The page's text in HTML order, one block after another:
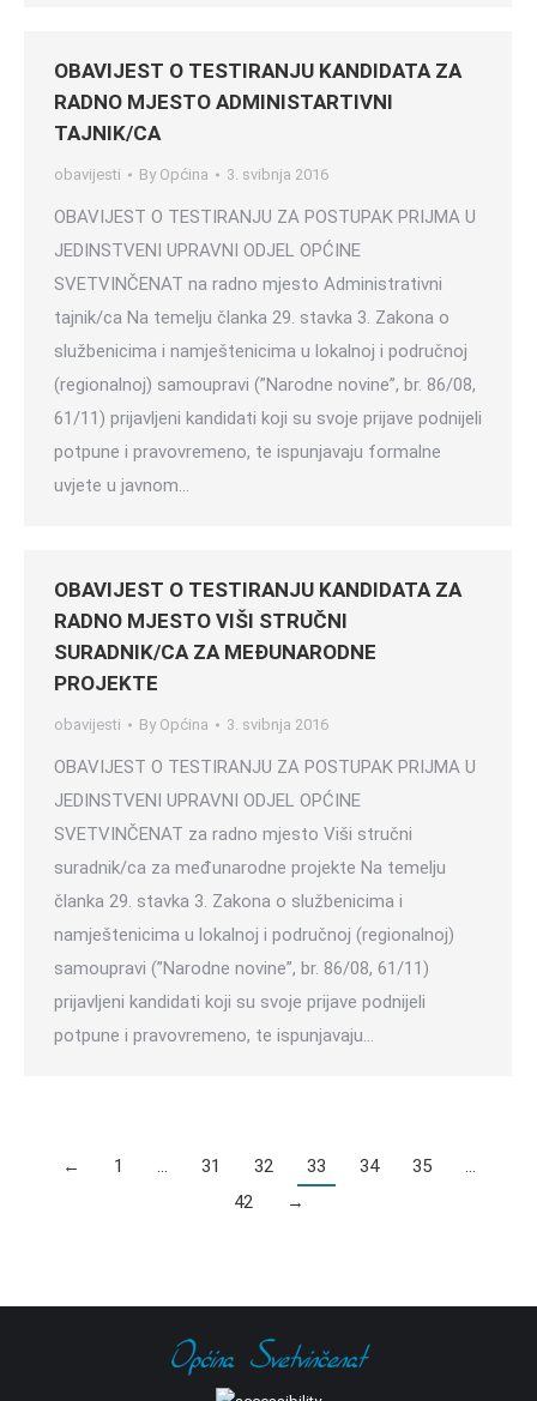
OBAVIJEST O TESTIRANJU KANDIDATA ZA
RADNO MJESTO ADMINISTARTIVNI
TAJNIK/CA
obavijesti By Općina 3. svibnja 2016
OBAVIJEST O TESTIRANJU ZA POSTUPAK PRIJMA U
JEDINSTVENI UPRAVNI ODJEL OPĆINE
SVETVINČENAT na radno mjesto Administrativni
tajnik/ca Na temelju članka 29. stavka 3. Zakona o
službenicima i namještenicima u lokalnoj i područnoj
(regionalnoj) samoupravi (”Narodne novine”, br. 86/08,
61/11) prijavljeni kandidati koji su svoje prijave podnijeli
potpune i pravovremeno, te ispunjavaju formalne
uvjete u javnom…
OBAVIJEST O TESTIRANJU KANDIDATA ZA
RADNO MJESTO VIŠI STRUČNI
SURADNIK/CA ZA MEĐUNARODNE
PROJEKTE
obavijesti By Općina 3. svibnja 2016
OBAVIJEST O TESTIRANJU ZA POSTUPAK PRIJMA U
JEDINSTVENI UPRAVNI ODJEL OPĆINE
SVETVINČENAT za radno mjesto Viši stručni
suradnik/ca za međunarodne projekte Na temelju
članka 29. stavka 3. Zakona o službenicima i
namještenicima u lokalnoj i područnoj (regionalnoj)
samoupravi (”Narodne novine”, br. 86/08, 61/11)
prijavljeni kandidati koji su svoje prijave podnijeli
potpune i pravovremeno, te ispunjavaju…
← 1 … 31 32 33 34 35
…
42
→